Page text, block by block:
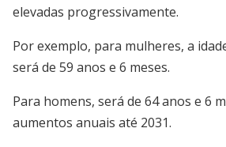
elevadas progressivamente.
Por exemplo, para mulheres, a
será de 59 anos e 6 meses.
Para homens, será de 64 anos e 6
aumentos anuais até 2031.